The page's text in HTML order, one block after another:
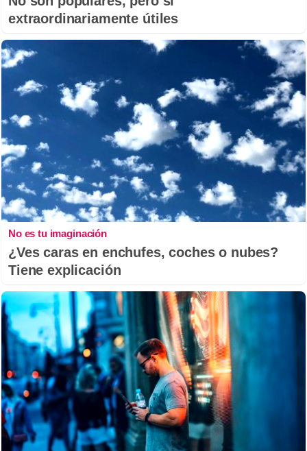
extraordinariamente útiles
No es tu imaginación
¿Ves caras en enchufes, coches o nubes?
Tiene explicación